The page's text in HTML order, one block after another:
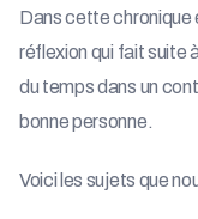
Dans cette chronique
réflexion qui fait suite
du temps dans un
bonne personne.
Voici les sujets que